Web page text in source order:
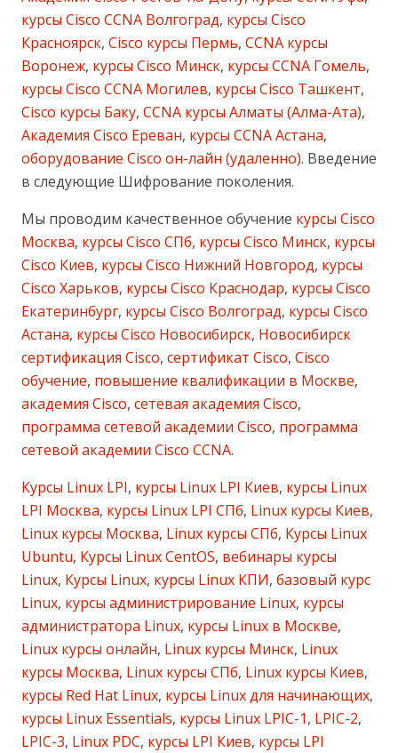
курсы Cisco CCNA Волгоград, курсы Cisco
Красноярск, Cisco курсы Пермь, CCNA курсы
Воронеж, курсы Cisco Минск, курсы CCNA Гомель,
курсы Cisco CCNA Могилев, курсы Cisco Ташкент,
Cisco курсы Баку, CCNA курсы Алматы (Алма-Ата),
Академия Cisco Ереван, курсы CCNA Астана,
оборудование Cisco он-лайн (удаленно). Введение
в следующие Шифрование поколения.
Мы проводим качественное обучение курсы Cisco
Москва, курсы Cisco СПб, курсы Cisco Минск, курсы
Cisco Киев, курсы Cisco Нижний Новгород, курсы
Cisco Харьков, курсы Cisco Краснодар, курсы Cisco
Екатеринбург, курсы Cisco Волгоград, курсы Cisco
Астана, курсы Cisco Новосибирск, Новосибирск
сертификация Cisco, сертификат Cisco, Cisco
обучение, повышение квалификации в Москве,
академия Cisco, сетевая академия Cisco,
программа сетевой академии Cisco, программа
сетевой академии Cisco CCNA.
Курсы Linux LPI, курсы Linux LPI Киев, курсы Linux
LPI Москва, курсы Linux LPI СПб, Linux курсы Киев,
Linux курсы Москва, Linux курсы СПб, Курсы Linux
Ubuntu, Курсы Linux CentOS, вебинары курсы
Linux, Курсы Linux, курсы Linux КПИ, базовый курс
Linux, курсы администрирование Linux, курсы
администратора Linux, курсы Linux в Москве,
Linux курсы онлайн, Linux курсы Минск, Linux
курсы Москва, Linux курсы СПб, Linux курсы Киев,
курсы Red Hat Linux, курсы Linux для начинающих,
курсы Linux Essentials, курсы Linux LPIC-1, LPIC-2,
LPIC-3, Linux PDC, курсы LPI Киев, курсы LPI